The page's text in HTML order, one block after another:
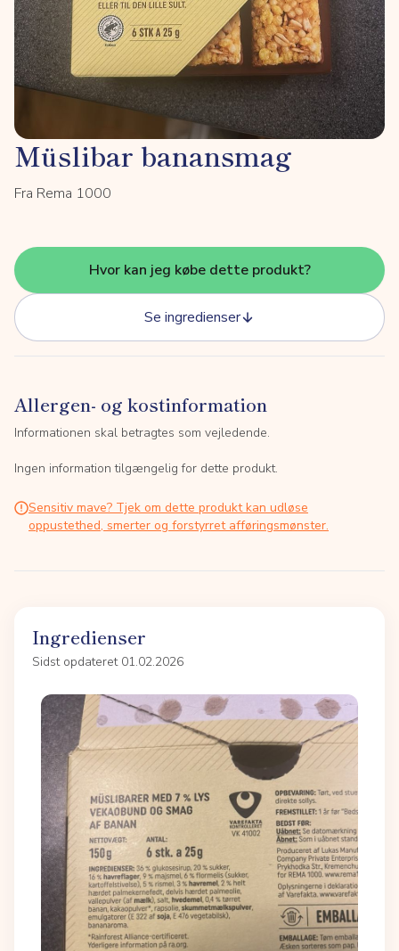
Müslibar banansmag
Fra Rema 1000
Hvor kan jeg købe dette produkt?
Se ingredienser
Allergen- og kostinformation
Informationen skal betragtes som vejledende.
Ingen information tilgængelig for dette produkt.
Sensitiv mave? Tjek om dette produkt kan udløse
oppustethed, smerter og forstyrret afføringsmønster.
Ingredienser
Sidst opdateret 01.02.2026